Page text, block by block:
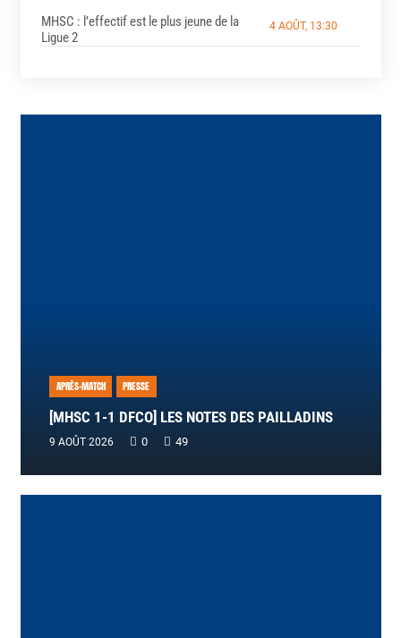
MHSC : l’effectif est le plus jeune de la
Ligue 2
4 AOÛT, 13:30
APRÈS-MATCH PRESSE
[MHSC 1-1 DFCO] LES NOTES DES PAILLADINS
9 AOÛT 2026 0 49